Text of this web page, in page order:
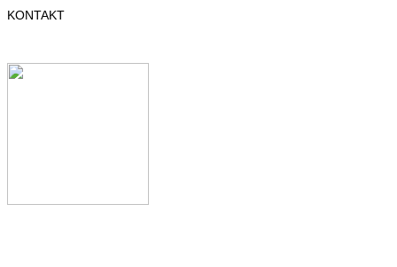
KONTAKT